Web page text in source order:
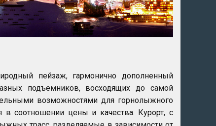
пейзаж, гармонично дополненный
подъемников, восходящих до самой
возможностями для горнолыжного
соотношении цены и качества. Курорт, с